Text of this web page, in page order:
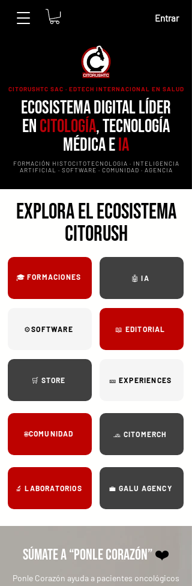
Entrar
CITORUSHTC SAC · EDTECH INTERNACIONAL EN SALUD
Ecosistema Digital Líder
enCitología, Tecnología
MÉDICA eIA
FORMACIÓN HISTOCITOTECNOLOGIA · INTELIGENCIA
ARTIFICIAL · SOFTWARE · COMUNIDAD · AGENCIA
Explora el Ecosistema
Citorush
🎓 FORMACIONES 🤖 IA
⚙️SOFTWARE 📖 EDITORIAL
🛒 STORE 🎫 EXPERIENCES
🌐COMUNIDAD 🧢 CITOMERCH
🔬 LABORATORIOS 💼 GALU AGENCY
Súmate a “Ponle Corazón”❤️
Ponle Corazón ayuda a pacientes oncológicos